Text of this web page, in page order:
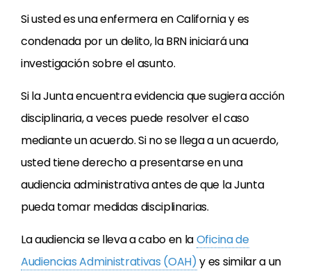
Si usted es una enfermera en California y es
condenada por un delito, la BRN iniciará una
investigación sobre el asunto.
Si la Junta encuentra evidencia que sugiera acción
disciplinaria, a veces puede resolver el caso
mediante un acuerdo. Si no se llega a un acuerdo,
usted tiene derecho a presentarse en una
audiencia administrativa antes de que la Junta
pueda tomar medidas disciplinarias.
La audiencia se lleva a cabo en laOficina de
Audiencias Administrativas (OAH)y es similar a un